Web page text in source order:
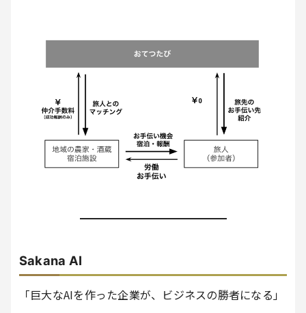
Sakana AI
「巨大なAIを作った企業が、ビジネスの勝者になる」